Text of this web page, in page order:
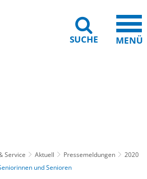
SUCHE MENÜ
Service Aktuell Pressemeldungen
2020
und Senioren